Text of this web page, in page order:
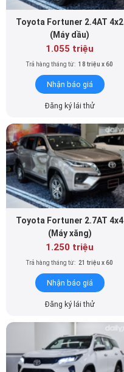
Toyota Fortuner 2.4AT 4x2
(Máy dầu)
1.055 triệu
Trả hàng tháng từ: 18 triệu x 60
Nhận báo giá
Đăng ký lái thử
Toyota Fortuner 2.7AT 4x4
(Máy xăng)
1.250 triệu
Trả hàng tháng từ: 21 triệu x 60
Nhận báo giá
Đăng ký lái thử